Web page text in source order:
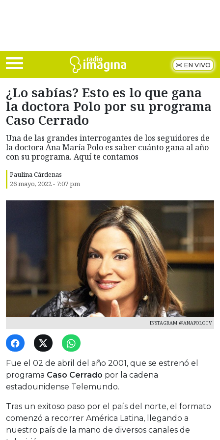
EN VIVO
¿Lo sabías? Esto es lo que gana
la doctora Polo por su programa
Caso Cerrado
Una de las grandes interrogantes de los seguidores de
la doctora Ana María Polo es saber cuánto gana al año
con su programa. Aquí te contamos
Paulina Cárdenas
26 mayo, 2022 - 7:07 pm
INSTAGRAM @ANAPOLOTV
Fue el 02 de abril del año 2001, que se estrenó el
programa Caso Cerrado por la cadena
estadounidense Telemundo.
Tras un exitoso paso por el país del norte, el formato
comenzó a recorrer América Latina, llegando a
nuestro país de la mano de diversos canales de